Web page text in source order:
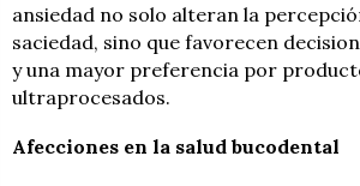
ansiedad no solo alteran la
saciedad, sino que favorecen
y una mayor preferencia por
ultraprocesados.
Afecciones en la salud bucodental